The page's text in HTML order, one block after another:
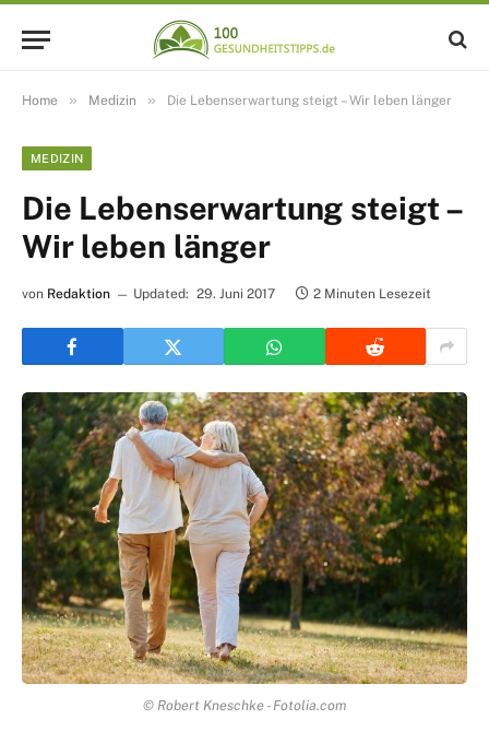
Home » Medizin » Die Lebenserwartung steigt – Wir leben länger
MEDIZIN
Die Lebenserwartung steigt –
Wir leben länger
von Redaktion Updated: 29. Juni 2017 2 Minuten Lesezeit
© Robert Kneschke - Fotolia.com